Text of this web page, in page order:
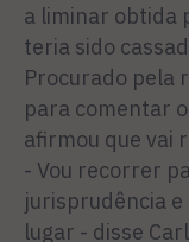
a liminar obtida
teria sido
Procurado pela
para comentar
afirmou que vai
- Vou recorrer
jurisprudência
lugar - disse